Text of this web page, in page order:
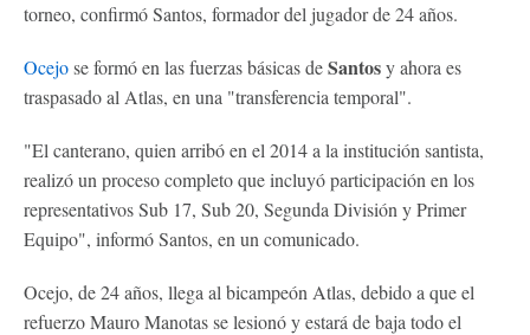
torneo, confirmó Santos, formador del jugador de 24 años.
Ocejose formó en las fuerzas básicas deSantosy ahora es
traspasado al Atlas, en una "transferencia temporal".
"El canterano, quien arribó en el 2014 a la institución santista,
realizó un proceso completo que incluyó participación en los
representativos Sub 17, Sub 20, Segunda División y Primer
Equipo", informó Santos, en un comunicado.
Ocejo, de 24 años, llega al bicampeón Atlas, debido a que el
refuerzo Mauro Manotas se lesionó y estará de baja todo el